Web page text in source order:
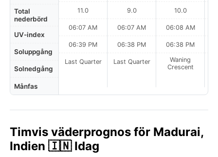
Total
nederbörd
UV-index
Soluppgång
Solnedgång
Månfas
11.0
06:07 AM
06:39 PM
Last Quarter
9.0
06:07 AM
06:38 PM
Last Quarter
10.0
06:08 AM
06:38 PM
Waning
Crescent
Timvis väderprognos för Madurai,
Indien 🇮🇳 Idag